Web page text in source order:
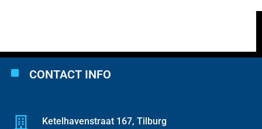
CONTACT INFO
Ketelhavenstraat 167, Tilburg